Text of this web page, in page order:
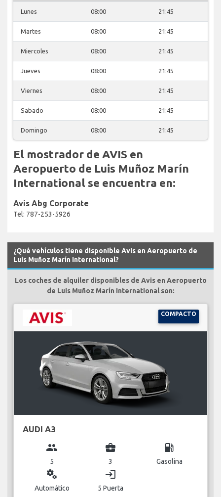
Lunes 08:00 21:45
Martes 08:00 21:45
Miercoles 08:00 21:45
Jueves 08:00 21:45
Viernes 08:00 21:45
Sabado 08:00 21:45
Domingo 08:00 21:45
El mostrador de AVIS en
Aeropuerto de Luis Muñoz Marín
International se encuentra en:
Avis Abg Corporate
Tel: 787-253-5926
¿Qué vehículos tiene disponible Avis en Aeropuerto de
Luis Muñoz Marín International?
Los coches de alquiler disponibles de Avis en Aeropuerto
de Luis Muñoz Marín International son:
COMPACTO
AUDI A3
group
5
business_center
3
local_gas_station
Gasolina
miscellaneous_services
Automático
login
5 Puerta